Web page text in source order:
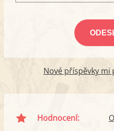
Nové příspěvky mi
Hodnocení: